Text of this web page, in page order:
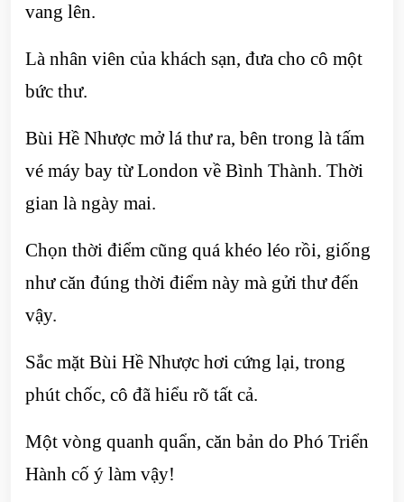
vang lên.
Là nhân viên của khách sạn, đưa cho cô một
bức thư.
Bùi Hề Nhược mở lá thư ra, bên trong là tấm
vé máy bay từ London về Bình Thành. Thời
gian là ngày mai.
Chọn thời điểm cũng quá khéo léo rồi, giống
như căn đúng thời điểm này mà gửi thư đến
vậy.
Sắc mặt Bùi Hề Nhược hơi cứng lại, trong
phút chốc, cô đã hiểu rõ tất cả.
Một vòng quanh quẩn, căn bản do Phó Triển
Hành cố ý làm vậy!